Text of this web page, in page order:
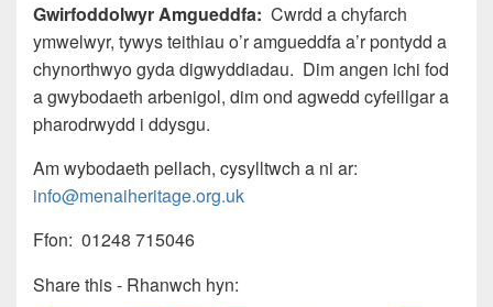
Gwirfoddolwyr Amgueddfa: Cwrdd a chyfarch
ymwelwyr, tywys teithiau o’r amgueddfa a’r pontydd a
chynorthwyo gyda digwyddiadau. Dim angen ichi fod
a gwybodaeth arbenigol, dim ond agwedd cyfeillgar a
pharodrwydd i ddysgu.
Am wybodaeth pellach, cysylltwch a ni ar:
info@menaiheritage.org.uk
Ffon: 01248 715046
Share this - Rhanwch hyn: